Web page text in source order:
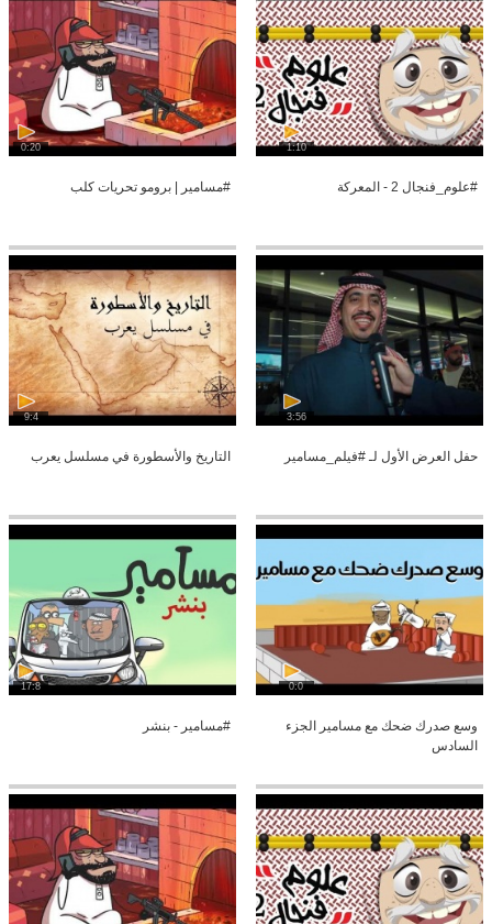
1:10
#علوم_فنجال 2 - المعركة
0:20
#مسامير | برومو تحريات كلب
3:56
حفل العرض الأول لـ #فيلم_مسامير
9:4
التاريخ والأسطورة في مسلسل يعرب
0:0
وسع صدرك ضحك مع مسامير الجزء
السادس
17:8
#مسامير - بنشر